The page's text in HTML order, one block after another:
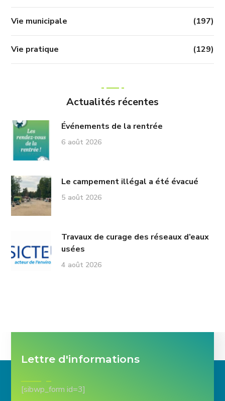
Vie municipale (197)
Vie pratique (129)
Actualités récentes
Événements de la rentrée
6 août 2026
Le campement illégal a été évacué
5 août 2026
Travaux de curage des réseaux d’eaux
usées
4 août 2026
Lettre d'informations
[sibwp_form id=3]